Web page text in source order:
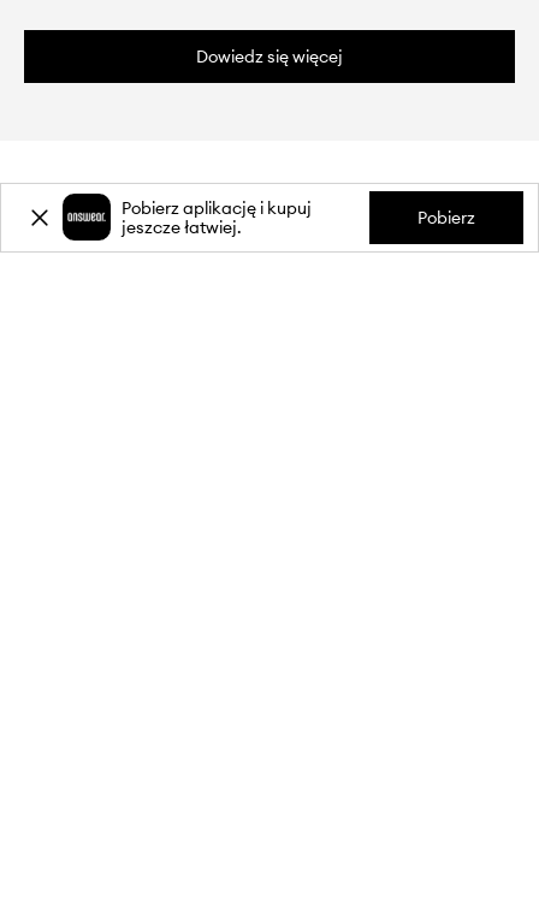
Dowiedz się więcej
O NAS
Pobierz aplikację i kupuj
jeszcze łatwiej.
Pobierz